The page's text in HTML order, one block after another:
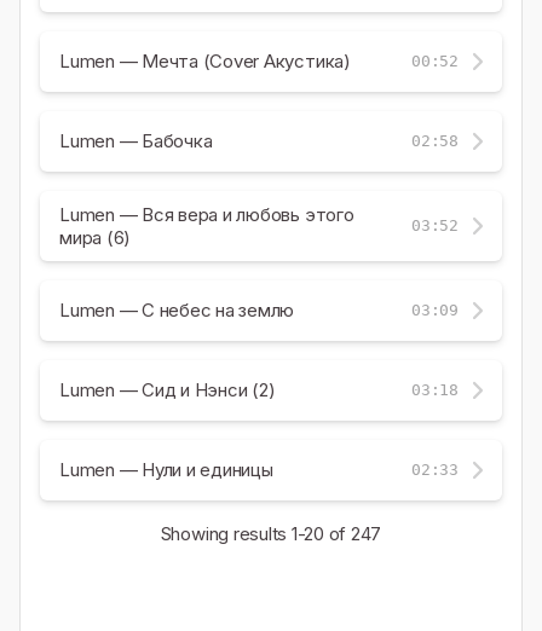
Lumen — Мечта (Cover Акустика) 00:52
Lumen — Бабочка 02:58
Lumen — Вся вера и любовь этого
мира (6)
03:52
Lumen — С небес на землю 03:09
Lumen — Сид и Нэнси (2) 03:18
Lumen — Нули и единицы 02:33
Showing results 1-20 of 247